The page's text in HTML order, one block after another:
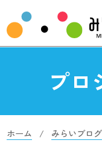
プロ
ホーム みらいブログ